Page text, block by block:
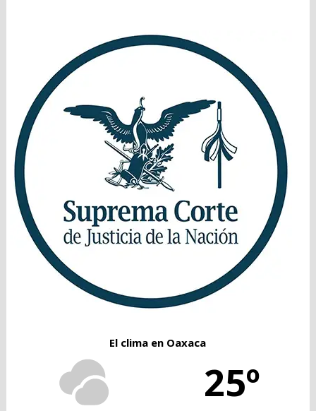
El clima en Oaxaca
25º